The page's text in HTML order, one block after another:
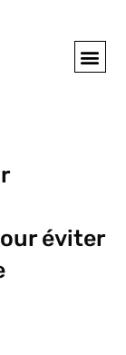
éviter